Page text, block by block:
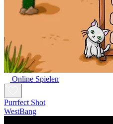
Online Spielen
Purrfect Shot
WestBang